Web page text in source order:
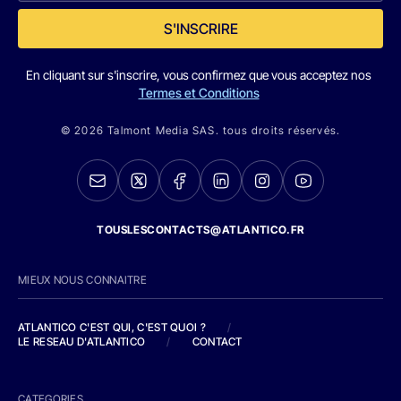
S'INSCRIRE
En cliquant sur s'inscrire, vous confirmez que vous acceptez nos
Termes et Conditions
© 2026 Talmont Media SAS. tous droits réservés.
TOUSLESCONTACTS@ATLANTICO.FR
MIEUX NOUS CONNAITRE
ATLANTICO C'EST QUI, C'EST QUOI ?
/
LE RESEAU D'ATLANTICO
/ CONTACT